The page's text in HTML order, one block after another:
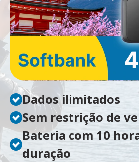
Dados ilimitados
Sem restrição de
Bateria com 10
duração